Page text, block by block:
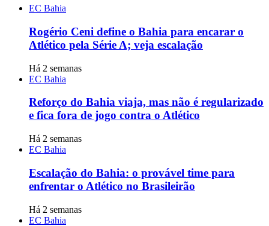
EC Bahia
Rogério Ceni define o Bahia para encarar o
Atlético pela Série A; veja escalação
Há 2 semanas
EC Bahia
Reforço do Bahia viaja, mas não é regularizado
e fica fora de jogo contra o Atlético
Há 2 semanas
EC Bahia
Escalação do Bahia: o provável time para
enfrentar o Atlético no Brasileirão
Há 2 semanas
EC Bahia